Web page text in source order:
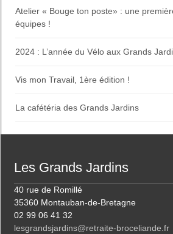
Atelier « Bouge ton poste» : une
équipes !
2024 : L’année du Vélo aux Grands
Vis mon Travail, 1ère édition !
La cafétéria des Grands Jardins
Les Grands Jardins
40 rue de Romillé
35360 Montauban-de-Bretagne
02 99 06 41 32
lesgrandsjardins@retraite-broceliande.fr